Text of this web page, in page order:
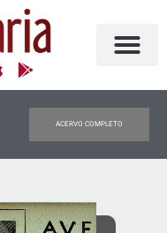
ACERVO COMPLETO